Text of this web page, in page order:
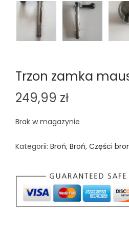
Trzon zamka
249,99 zł
Brak w magazynie
Kategorii: Broń, Broń, Części